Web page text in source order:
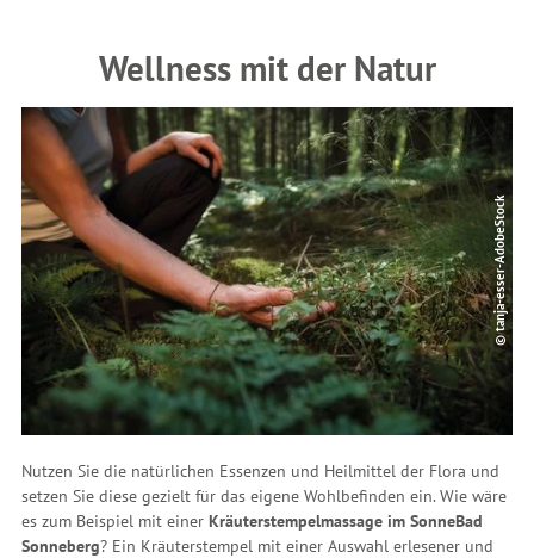
Wellness mit der Natur
© tanja-esser-AdobeStock
Nutzen Sie die natürlichen Essenzen und Heilmittel der Flora und
setzen Sie diese gezielt für das eigene Wohlbefinden ein. Wie wäre
es zum Beispiel mit einer Kräuterstempelmassage im SonneBad
Sonneberg? Ein Kräuterstempel mit einer Auswahl erlesener und